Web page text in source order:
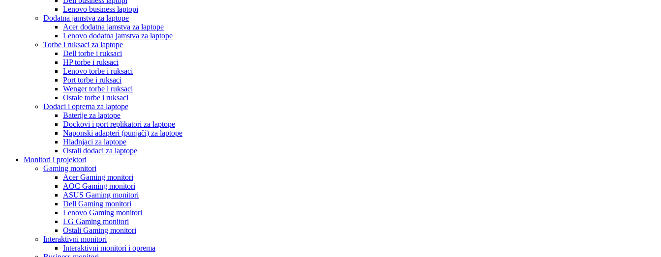
Lenovo business laptopi
Dodatna jamstva za laptope
Acer dodatna jamstva za laptope
Lenovo dodatna jamstva za laptope
Torbe i ruksaci za laptope
Dell torbe i ruksaci
HP torbe i ruksaci
Lenovo torbe i ruksaci
Port torbe i ruksaci
Wenger torbe i ruksaci
Ostale torbe i ruksaci
Dodaci i oprema za laptope
Baterije za laptope
Dockovi i port replikatori za laptope
Naponski adapteri (punjači) za laptope
Hladnjaci za laptope
Ostali dodaci za laptope
Monitori i projektori
Gaming monitori
Acer Gaming monitori
AOC Gaming monitori
ASUS Gaming monitori
Dell Gaming monitori
Lenovo Gaming monitori
LG Gaming monitori
Ostali Gaming monitori
Interaktivni monitori
Interaktivni monitori i oprema